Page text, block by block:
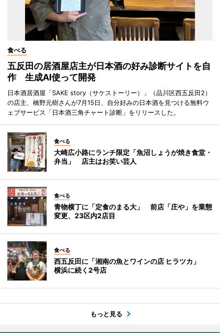
食べる
五反田の居酒屋店主が日本酒の好み診断サイトを自
作 生成AI使って開発
日本酒居酒屋「SAKE story（サケストーリー）」（品川区西五反田2）
の店主、橋野元樹さんが7月15日、自分好みの日本酒を見つける無料ウ
ェブサービス「日本酒三角チャート診断」をリリースした。
食べる
大崎広小路にランチ限定「魚沼しょうが焼き食堂・
弁当」 店主はお笑い芸人
食べる
青物横丁に「定食のまる大」 前店「庄や」を業態
変更、23区内2店目
食べる
西五反田に「湘南の魚とワインの店 ヒラツカ」
横浜に続く2号店
もっと見る